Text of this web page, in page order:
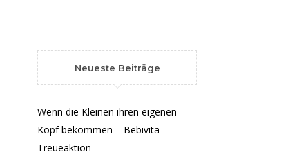
Neueste Beiträge
Wenn die Kleinen ihren eigenen
Kopf bekommen – Bebivita
Treueaktion